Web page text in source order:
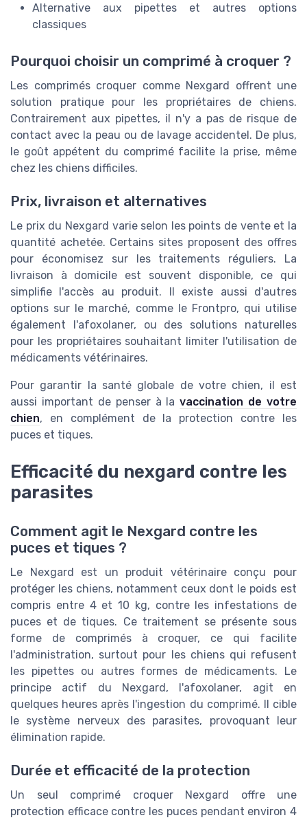
Alternative aux pipettes et autres options
classiques
Pourquoi choisir un comprimé à croquer ?
Les comprimés croquer comme Nexgard offrent une
solution pratique pour les propriétaires de chiens.
Contrairement aux pipettes, il n'y a pas de risque de
contact avec la peau ou de lavage accidentel. De plus,
le goût appétent du comprimé facilite la prise, même
chez les chiens difficiles.
Prix, livraison et alternatives
Le prix du Nexgard varie selon les points de vente et la
quantité achetée. Certains sites proposent des offres
pour économisez sur les traitements réguliers. La
livraison à domicile est souvent disponible, ce qui
simplifie l'accès au produit. Il existe aussi d'autres
options sur le marché, comme le Frontpro, qui utilise
également l'afoxolaner, ou des solutions naturelles
pour les propriétaires souhaitant limiter l'utilisation de
médicaments vétérinaires.
Pour garantir la santé globale de votre chien, il est
aussi important de penser à lavaccination de votre
chien, en complément de la protection contre les
puces et tiques.
Efficacité du nexgard contre les
parasites
Comment agit le Nexgard contre les
puces et tiques ?
Le Nexgard est un produit vétérinaire conçu pour
protéger les chiens, notamment ceux dont le poids est
compris entre 4 et 10 kg, contre les infestations de
puces et de tiques. Ce traitement se présente sous
forme de comprimés à croquer, ce qui facilite
l'administration, surtout pour les chiens qui refusent
les pipettes ou autres formes de médicaments. Le
principe actif du Nexgard, l'afoxolaner, agit en
quelques heures après l'ingestion du comprimé. Il cible
le système nerveux des parasites, provoquant leur
élimination rapide.
Durée et efficacité de la protection
Un seul comprimé croquer Nexgard offre une
protection efficace contre les puces pendant environ 4